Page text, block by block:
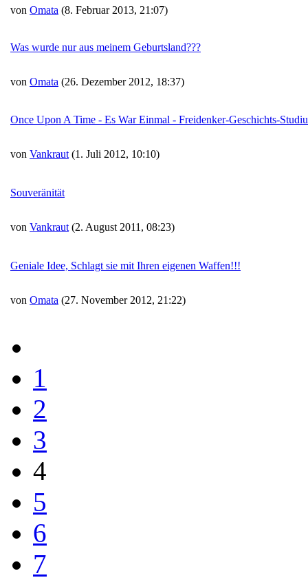
von Omata (8. Februar 2013, 21:07)
Was wurde nur aus meinem Geburtsland???
von Omata (26. Dezember 2012, 18:37)
Once Upon A Time - Es War Einmal - Freidenker-Geschichts-
von Vankraut (1. Juli 2012, 10:10)
Souveränität
von Vankraut (2. August 2011, 08:23)
Geniale Idee, Schlagt sie mit Ihren eigenen Waffen!!!
von Omata (27. November 2012, 21:22)
1
2
3
4
5
6
7